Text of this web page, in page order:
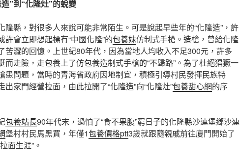
”到“化隆灶”的蛻變
隆縣，對很多人來說可能非常陌生。可是說起早些年的“化隆造”，許
許會立即想起標有“中國化隆”的包養妹仿制式手槍。造槍，曾給化隆
苦澀的回憶。上世紀80年代，因為當地人均收入不足300元，許多
而走險，走包養上了仿包養造制式手槍的“不歸路”。為了杜絕猖獗一
患問題，當時的青海省政府因地制宜，積極引導村民發揮民族特
出家門經營拉面，由此拉開了“化隆造”向“化隆灶”包養甜心網的序
包養站長90年代末，過怕了“食不果腹”窮日子的化隆縣沙連堡鄉沙連
堡村村民馬黑買，年僅1包養價格ptt3歲就跟隨親戚前往廈門開始了
面生涯”。